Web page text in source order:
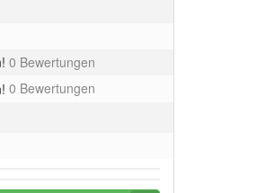
0
5
0 Bewertungen
00 Bewertungen